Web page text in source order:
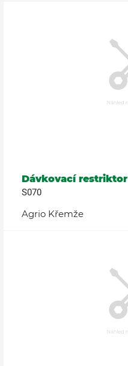
Dávkovací restriktor
S070
Agrio Křemže